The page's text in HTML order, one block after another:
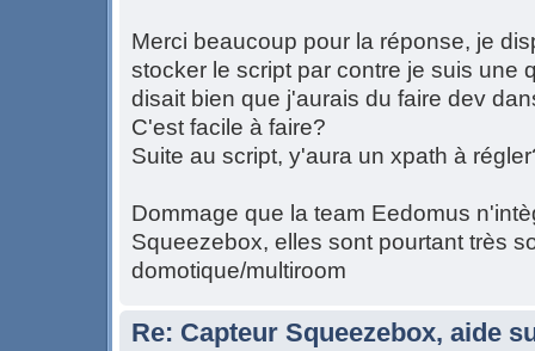
Merci beaucoup pour la réponse, je
stocker le script par contre je suis une
disait bien que j'aurais du faire dev
C'est facile à faire?
Suite au script, y'aura un xpath à
Dommage que la team Eedomus
Squeezebox, elles sont pourtant très
domotique/multiroom
Re: Capteur Squeezebox, aide